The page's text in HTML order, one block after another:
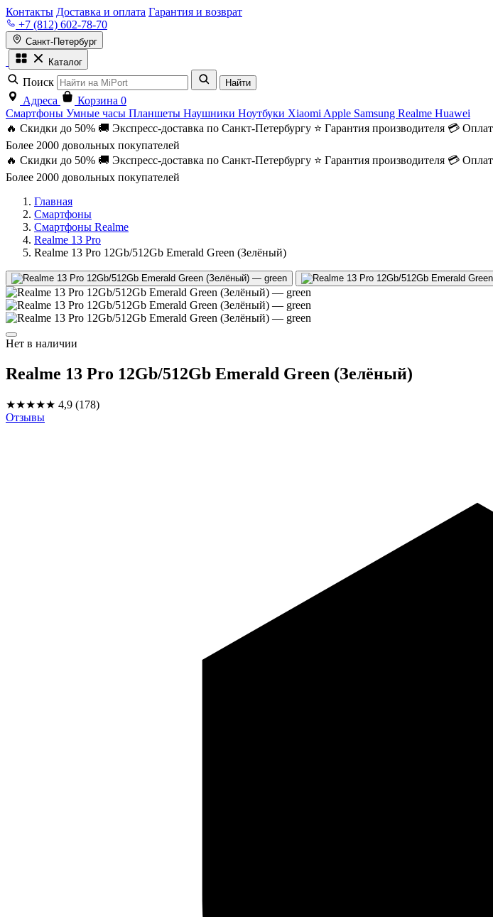
Контакты Доставка и оплата Гарантия и возврат
+7 (812) 602-78-70
Санкт-Петербург
Каталог
Поиск Найти
Адреса Корзина 0
Смартфоны Умные часы Планшеты Наушники Ноутбуки Xiaomi Apple Samsung Realme Huawei
🔥 Скидки до 50% 🚚 Экспресс-доставка по Санкт-Петербургу ⭐ Гарантия производителя 💳
Более 2000 довольных покупателей
🔥 Скидки до 50% 🚚 Экспресс-доставка по Санкт-Петербургу ⭐ Гарантия производителя 💳
Более 2000 довольных покупателей
Главная
Смартфоны
Смартфоны Realme
Realme 13 Pro
Realme 13 Pro 12Gb/512Gb Emerald Green (Зелёный)
Нет в наличии
Realme 13 Pro 12Gb/512Gb Emerald Green (Зелёный)
★★★★★ 4,9 (178)
Отзывы